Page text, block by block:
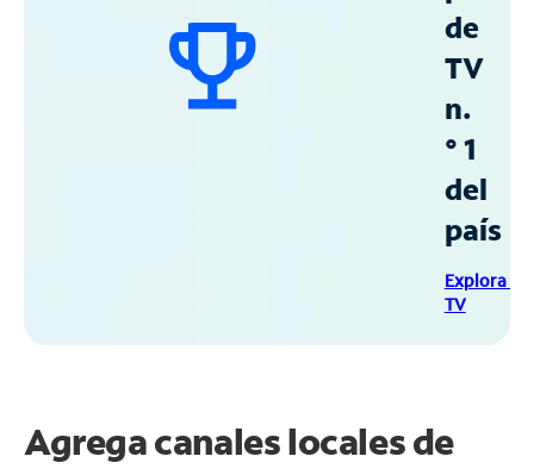
de
TV
n.
° 1
del
país
Explora
TV
Agrega canales locales de